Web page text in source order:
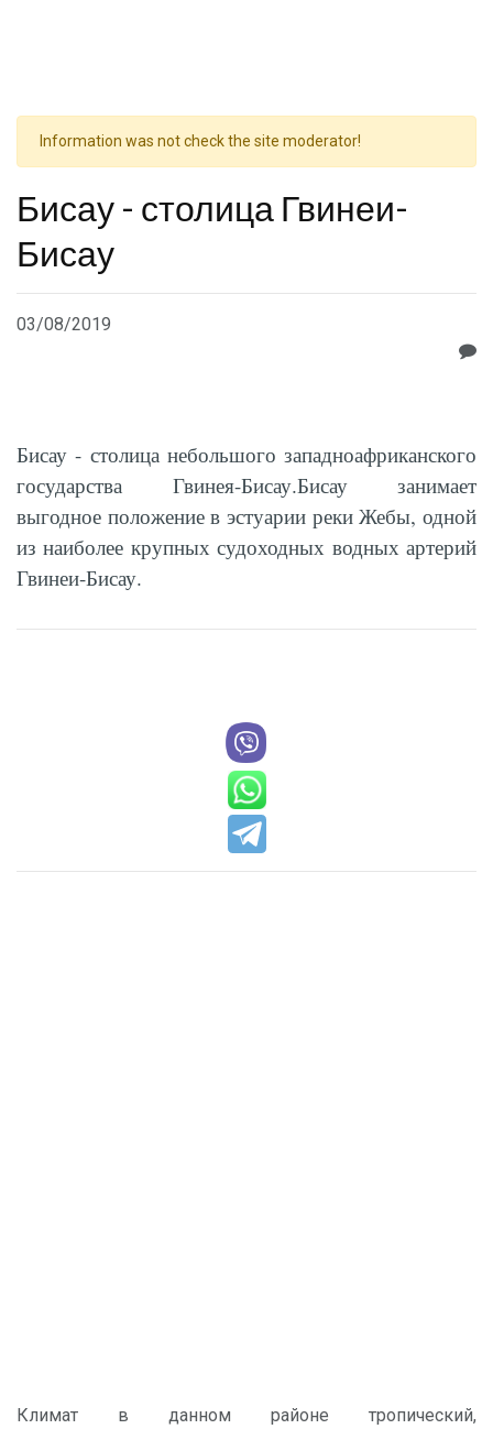
Information was not check the site moderator!
Бисау - столица Гвинеи-
Бисау
03/08/2019
Бисау - столица небольшого западноафриканского
государства Гвинея-Бисау.Бисау занимает
выгодное положение в эстуарии реки Жебы, одной
из наиболее крупных судоходных водных артерий
Гвинеи-Бисау.
Климат в данном районе тропический,